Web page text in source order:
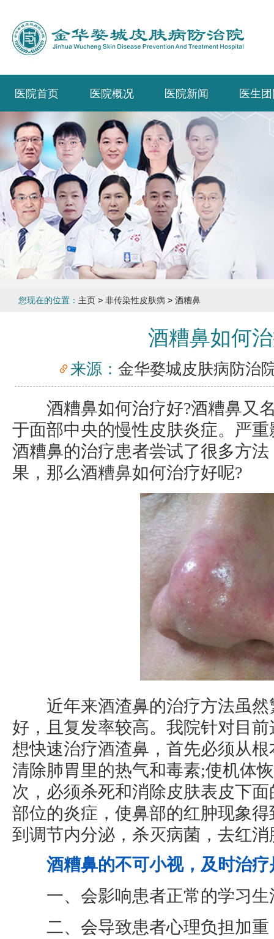
医院首页 医院概况 医院新闻 医生
您现在的位置： 主页 > 非传染性皮肤病 > 酒糟鼻
酒糟鼻如何
来源：金华婺城皮肤病防治
酒糟鼻如何治疗好?酒糟鼻又
于面部中央的慢性皮肤炎症。严
酒糟鼻的治疗患者尝试了很多方
果，那么酒糟鼻如何治疗好呢?
近年来酒渣鼻的治疗方法虽然
好，且复发率较高。我院针对目
想快速治疗酒渣鼻，首先必须从
清除肺胃里的热气和毒素;使机体
次，必须杀死和消除皮肤表皮下
部位的炎症，使鼻部的红肿现象
到调节内分泌，杀灭病菌，去红
酒糟鼻的不可小视，及时治疗
一、会影响患者正常的学习生
二、会导致患者心理负担加重